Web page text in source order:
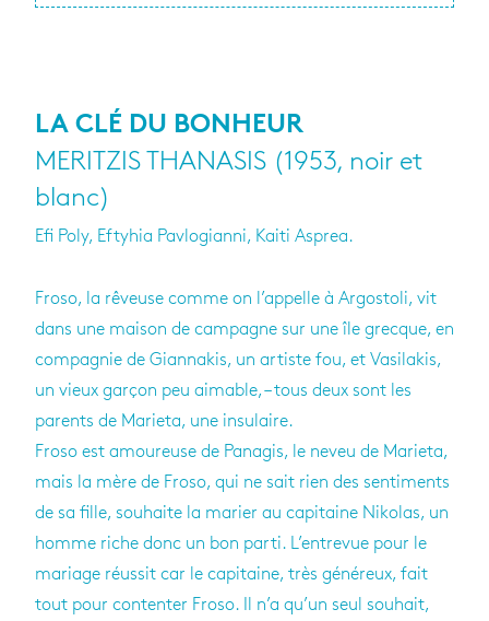
LA CLÉ DU BONHEUR
MERITZIS THANASIS (1953, noir et
blanc)
Efi Poly, Eftyhia Pavlogianni, Kaiti Asprea.
Froso, la rêveuse comme on l’ap­pelle à Argos­toli, vit
dans une mai­son de cam­pagne sur une île grecque, en
com­pa­gnie de Gian­na­kis, un artiste fou, et Vasi­la­kis,
un vieux gar­çon peu aimable, – tous deux sont les
parents de Marieta, une insu­laire.
Froso est amou­reuse de Pana­gis, le neveu de Marieta,
mais la mère de Froso, qui ne sait rien des sen­ti­ments
de sa fille, sou­haite la marier au capi­taine Niko­las, un
homme riche donc un bon parti. L’en­tre­vue pour le
mariage réus­sit car le capi­taine, très géné­reux, fait
tout pour conten­ter Froso. Il n’a qu’un seul sou­hait,